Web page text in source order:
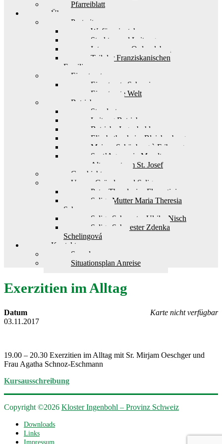
Pfarreiblatt
Über uns
Portrait
Wofür wir stehen
Struktur und Leitung
Interesse am Ordensleben
Teil der Franziskanischen
Familie
Einsatzorte
Einsatzorte Schweiz
Einsatzorte Welt
Betriebe
Standorte
Leitung Betriebe
Betriebe Ingenbohl
Elisabethenheim Bleichenberg
Maison Schönberg à Fribourg
Sant’Agnese in Muralto
Alterszentrum St. Josef
Geschichte
Unsere Gründer und Seligen
Pater Theodosius Florentini
Selige Mutter Maria Theresia
Scherer
Selige Schwester Ulrika Nisch
Selige Schwester Zdenka
Schelingová
Kontakt
Spenden
Situationsplan Anreise
Exerzitien im Alltag
Karte nicht verfügbar
Datum
03.11.2017
19.00 – 20.30 Exerzitien im Alltag mit Sr. Mirjam Oeschger und
Frau Agatha Schnoz-Eschmann
Kursausschreibung
Copyright ©2026 Kloster Ingenbohl – Provinz Schweiz
Downloads
Links
Impressum